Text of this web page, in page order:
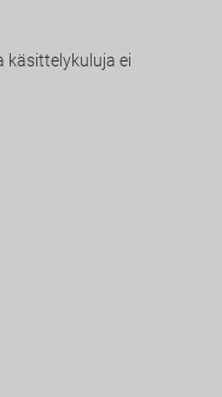
käsittelykuluja ei